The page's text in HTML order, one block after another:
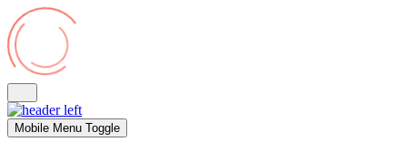
Mobile Menu Toggle